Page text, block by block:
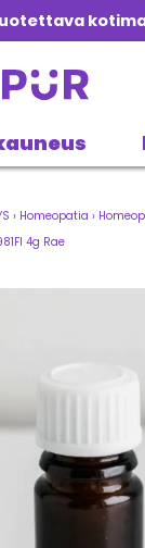
› Homeopatia ›
4g Rae